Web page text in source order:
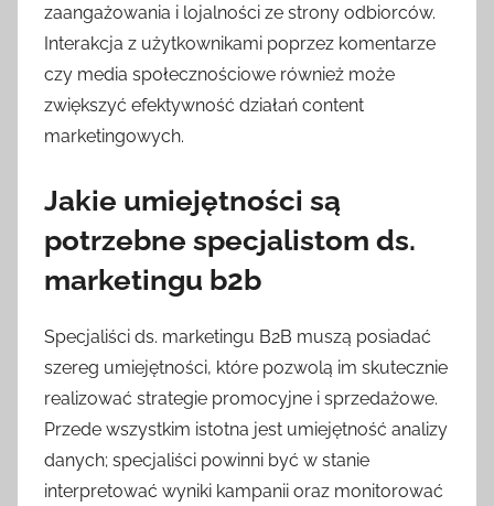
zaangażowania i lojalności ze strony odbiorców.
Interakcja z użytkownikami poprzez komentarze
czy media społecznościowe również może
zwiększyć efektywność działań content
marketingowych.
Jakie umiejętności są
potrzebne specjalistom ds.
marketingu b2b
Specjaliści ds. marketingu B2B muszą posiadać
szereg umiejętności, które pozwolą im skutecznie
realizować strategie promocyjne i sprzedażowe.
Przede wszystkim istotna jest umiejętność analizy
danych; specjaliści powinni być w stanie
interpretować wyniki kampanii oraz monitorować